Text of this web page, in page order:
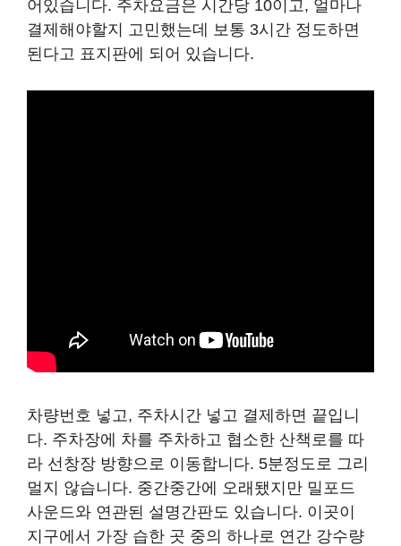
어있습니다. 주차요금은 시간당 10이고, 얼마나
결제해야할지 고민했는데 보통 3시간 정도하면
된다고 표지판에 되어 있습니다.
차량번호 넣고, 주차시간 넣고 결제하면 끝입니
다. 주차장에 차를 주차하고 협소한 산책로를 따
라 선창장 방향으로 이동합니다. 5분정도로 그리
멀지 않습니다. 중간중간에 오래됐지만 밀포드
사운드와 연관된 설명간판도 있습니다. 이곳이
지구에서 가장 습한 곳 중의 하나로 연간 강수량